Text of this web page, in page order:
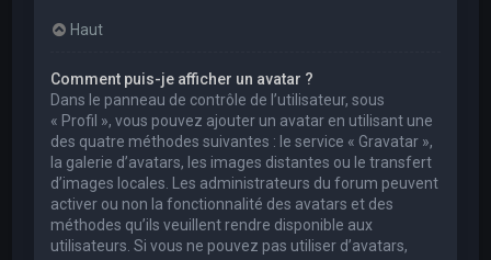
Haut
Comment puis-je afficher un avatar ?
Dans le panneau de contrôle de l’utilisateur, sous
« Profil », vous pouvez ajouter un avatar en utilisant une
des quatre méthodes suivantes : le service « Gravatar »,
la galerie d’avatars, les images distantes ou le transfert
d’images locales. Les administrateurs du forum peuvent
activer ou non la fonctionnalité des avatars et des
méthodes qu’ils veuillent rendre disponible aux
utilisateurs. Si vous ne pouvez pas utiliser d’avatars,